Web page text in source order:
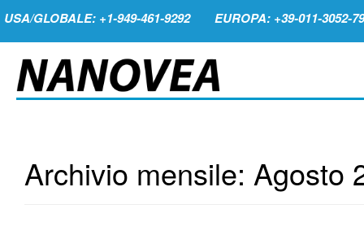
USA/GLOBALE: +1-949-461-9292 EUROPA: +39-011-3052-
Archivio mensile: Agosto